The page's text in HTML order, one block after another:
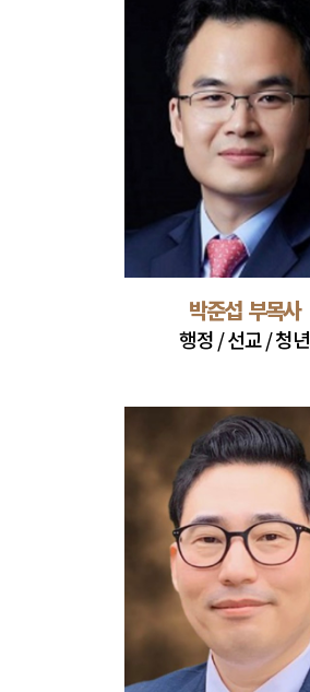
박준섭 부목사
행정 / 선교 / 청년